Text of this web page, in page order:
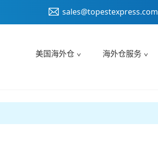
sales@topestexpress.com
美国海外仓 海外仓服务